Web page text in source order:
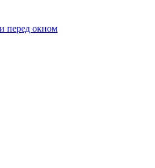
перед окном